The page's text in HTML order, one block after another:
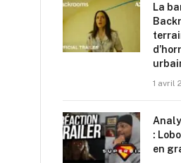
La
1 avril
:
en